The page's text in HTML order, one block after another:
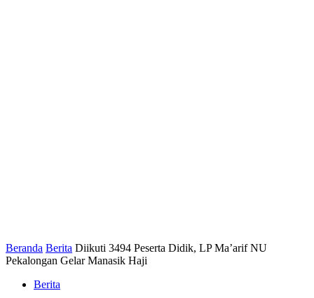
Beranda Berita Diikuti 3494 Peserta Didik, LP Ma’arif NU
Pekalongan Gelar Manasik Haji
Berita